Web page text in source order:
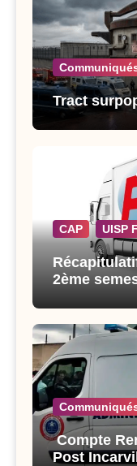
Tract
CAP UISP
2ème
Compte
Post